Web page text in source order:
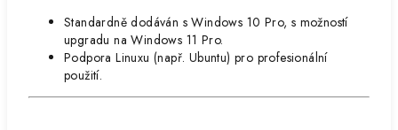
Standardně dodáván s Windows 10 Pro, s možností
upgradu na Windows 11 Pro.
Podpora Linuxu (např. Ubuntu) pro profesionální
použití.